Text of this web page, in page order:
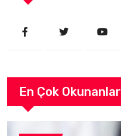
En Çok Okunanlar